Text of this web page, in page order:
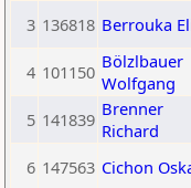
3 136818 Berrouka
4 101150 Bölzlbauer
Wolfgang
5 141839 Brenner
Richard
6 147563 Cichon